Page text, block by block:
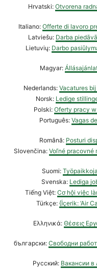
Hrvatski: Otvorena
Italiano: Offerte di lavoro
Latviešu: Darba
Lietuvių: Darbo
Magyar:
Nederlands: Vacatures
Norsk: Ledige
Polski: Oferty pracy
Português: Vagas
Română: Posturi
Slovenčina: Voľné pracovné
Suomi:
Svenska: Lediga
Tiếng Việt: Cơ hội việc
Türkçe: {İçerik: ‘Air
Ελληνικά: Θέσεις
български: Свободни
Русский: Вакансии в